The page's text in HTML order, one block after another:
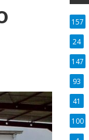
157
24
147
93
41
100